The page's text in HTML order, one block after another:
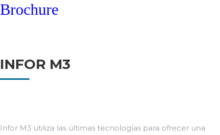
Brochure
INFOR M3
Infor M3 utiliza las últimas tecnologías para ofrecer una